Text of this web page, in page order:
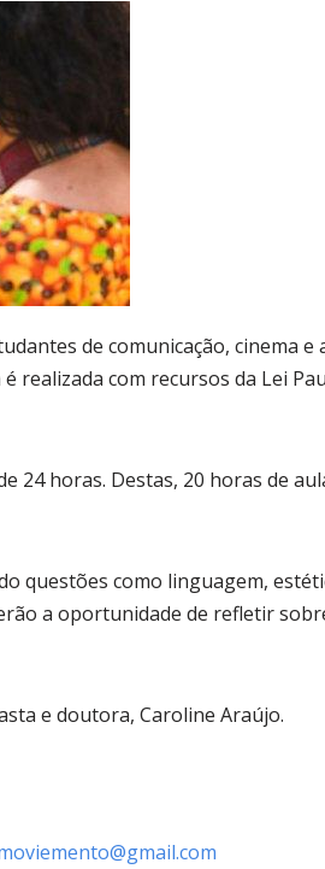
de comunicação, cinema
realizada com recursos da Lei
24 horas. Destas, 20 horas de
questões como linguagem,
a oportunidade de refletir
e doutora, Caroline Araújo.